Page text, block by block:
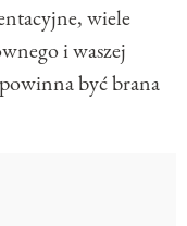
wiele
i waszej
być brana